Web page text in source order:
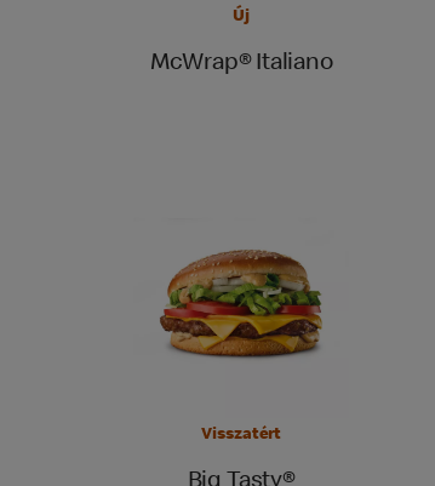
Új
McWrap® Italiano
Visszatért